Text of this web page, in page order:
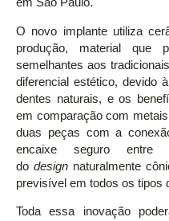
O novo implante utiliza
produção, material que
semelhantes aos
diferencial estético, devido
dentes naturais, e os
em comparação com
duas peças com a
encaixe seguro
do design naturalmente
previsível em todos os tipos
Toda essa inovação